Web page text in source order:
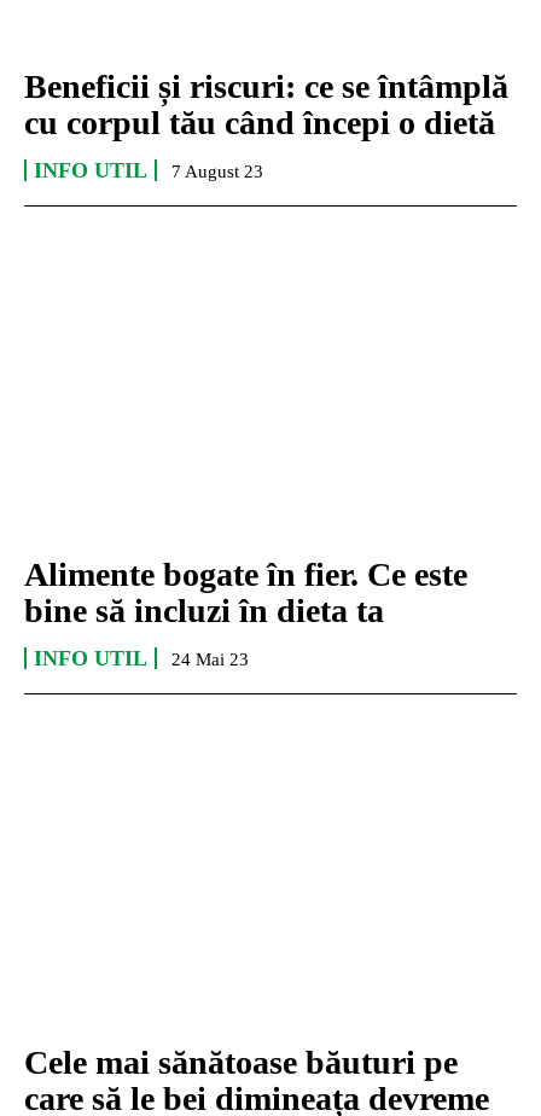
Beneficii și riscuri: ce se întâmplă
cu corpul tău când începi o dietă
INFO UTIL 7 August 23
Alimente bogate în fier. Ce este
bine să incluzi în dieta ta
INFO UTIL 24 Mai 23
Cele mai sănătoase băuturi pe
care să le bei dimineața devreme